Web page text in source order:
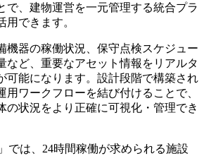
で、建物運営を一元管理する統合プラ
用できます。
機器の稼働状況、保守点検スケジュー
など、重要なアセット情報をリアルタ
可能になります。設計段階で構築され
用ワークフローを結び付けることで、
の状況をより正確に可視化・管理でき
では、24時間稼働が求められる施設